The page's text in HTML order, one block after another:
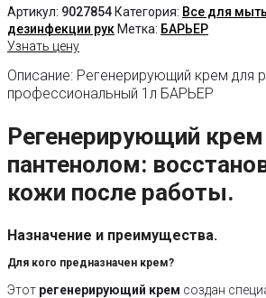
Артикул: 9027854 Категория: Все для
дезинфекции рук Метка: БАРЬЕР
Узнать цену
Описание: Регенерирующий крем для
профессиональный 1л БАРЬЕР
Регенерирующий крем
пантенолом:
кожи после работы.
Назначение и преимущества.
Для кого предназначен крем?
Этот регенерирующий крем создан